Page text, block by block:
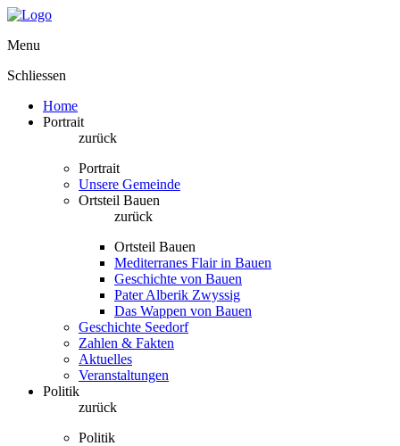
Menu
Schliessen
Home
Portrait
zurück
Portrait
Unsere Gemeinde
Ortsteil Bauen
zurück
Ortsteil Bauen
Mediterranes Flair in Bauen
Geschichte von Bauen
Pater Alberik Zwyssig
Das Wappen von Bauen
Geschichte Seedorf
Zahlen & Fakten
Aktuelles
Veranstaltungen
Politik
zurück
Politik